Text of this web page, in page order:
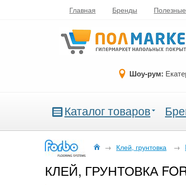
Главная Бренды Полезные
Шоу-рум:
Каталог товаров
→ Клей, грунтовка →
КЛЕЙ, ГРУНТОВКА